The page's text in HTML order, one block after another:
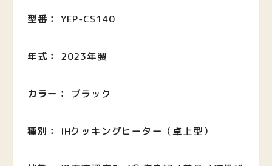
型番： YEP-CS140
年式： 2023年製
カラー： ブラック
種別： IHクッキングヒーター（卓上型）